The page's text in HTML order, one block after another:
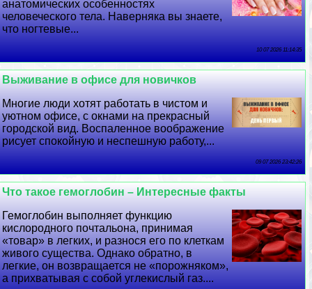
анатомических особенностях
человеческого тела. Наверняка вы знаете,
что ногтевые...
10 07 2026 11:14:35
Выживание в офисе для новичков
Многие люди хотят работать в чистом и
уютном офисе, с окнами на прекрасный
городской вид. Воспаленное воображение
рисует спокойную и неспешную работу,...
09 07 2026 23:42:26
Что такое гемоглобин – Интересные факты
Гемоглобин выполняет функцию
кислородного почтальона, принимая
«товар» в легких, и разнося его по клеткам
живого существа. Однако обратно, в
легкие, он возвращается не «порожняком»,
а прихватывая с собой углекислый газ....